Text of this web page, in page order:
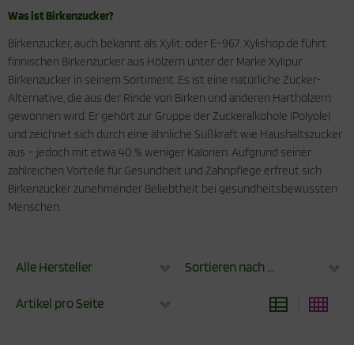
Was ist Birkenzucker?
Birkenzucker, auch bekannt als Xylit, oder E-967. Xylishop.de führt
finnischen Birkenzucker aus Hölzern unter der Marke Xylipur
Birkenzucker in seinem Sortiment. Es ist eine natürliche Zucker-
Alternative, die aus der Rinde von Birken und anderen Harthölzern
gewonnen wird. Er gehört zur Gruppe der Zuckeralkohole (Polyole)
und zeichnet sich durch eine ähnliche Süßkraft wie Haushaltszucker
aus – jedoch mit etwa 40 % weniger Kalorien. Aufgrund seiner
zahlreichen Vorteile für Gesundheit und Zahnpflege erfreut sich
Birkenzucker zunehmender Beliebtheit bei gesundheitsbewussten
Menschen.
Alle Hersteller Sortieren nach ...
Artikel pro Seite